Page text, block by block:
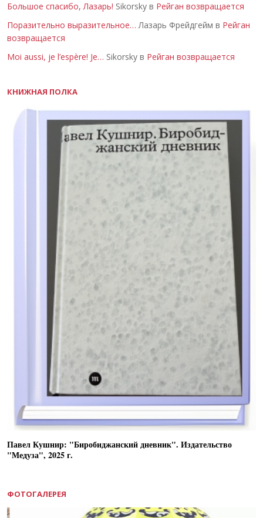
Большое спасибо, Лазарь! Sikorsky в Рейган возвращается
Поразительно выразительное… Лазарь Фрейдгейм в Рейган
возвращается
Moi aussi, je l’espère! Je… Sikorsky в Рейган возвращается
КНИЖНАЯ ПОЛКА
Павел Кушнир: "Биробиджанский дневник". Издательство
"Медуза", 2025 г.
ФОТОГАЛЕРЕЯ